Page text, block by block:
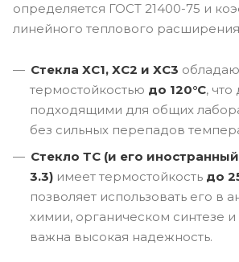
определяется ГОСТ 21400-75 и
линейного теплового
Стекла ХС1, ХС2 и ХС3
термостойкостью до 120°C, что
подходящими для общих
без сильных перепадов
Стекло ТС (и его
3.3) имеет термостойкость до
позволяет использовать его в
химии, органическом синтезе и
важна высокая надежность.